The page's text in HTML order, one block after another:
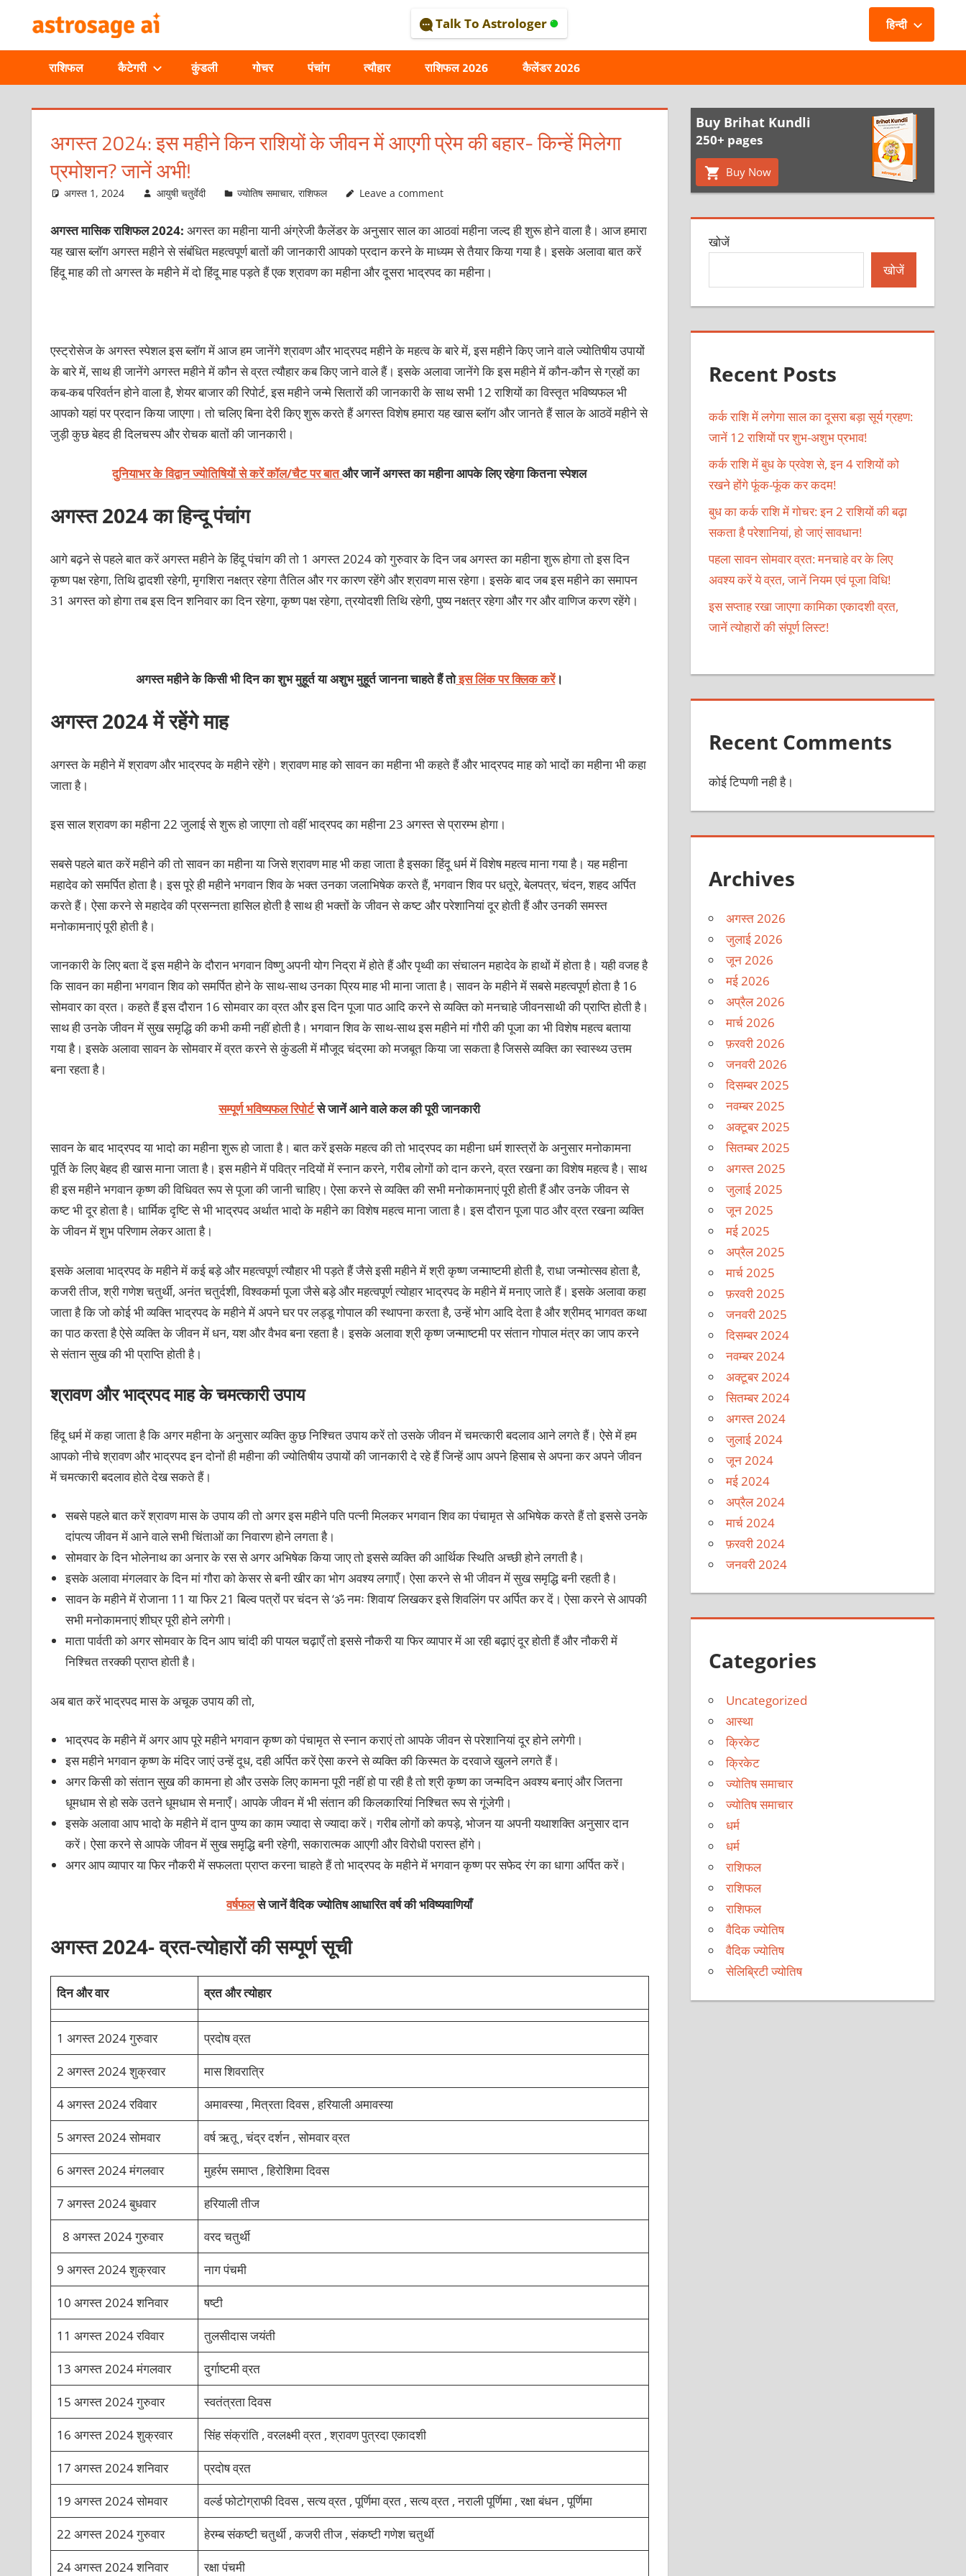
content
ASTROLOGICAL
JOURNAL
–
ASTROSAGE
MAGAZINE
Talk To Astrologer
राशिफल कैटेगरी कुंडली गोचर पंचांग त्यौहार
हिन्दी
राशिफल 2026 कैलेंडर 2026
अगस्त 2024: इस महीने किन राशियों के जीवन में आएगी प्रेम की बहार- किन्हें मिलेगा
प्रमोशन? जानें अभी!
अगस्त 1, 2024 आयुषी चतुर्वेदी ज्योतिष समाचार,राशिफल Leave a comment
अगस्त मासिक राशिफल 2024: अगस्त का महीना यानी अंग्रेजी कैलेंडर के अनुसार साल का आठवां महीना जल्द ही शुरू होने वाला है। आज हमारा
यह खास ब्लॉग अगस्त महीने से संबंधित महत्वपूर्ण बातों की जानकारी आपको प्रदान करने के माध्यम से तैयार किया गया है। इसके अलावा बात करें
हिंदू माह की तो अगस्त के महीने में दो हिंदू माह पड़ते हैं एक श्रावण का महीना और दूसरा भाद्रपद का महीना।
एस्ट्रोसेज के अगस्त स्पेशल इस ब्लॉग में आज हम जानेंगे श्रावण और भाद्रपद महीने के महत्व के बारे में, इस महीने किए जाने वाले ज्योतिषीय उपायों
के बारे में, साथ ही जानेंगे अगस्त महीने में कौन से व्रत त्यौहार कब किए जाने वाले हैं। इसके अलावा जानेंगे कि इस महीने में कौन-कौन से ग्रहों का
कब-कब परिवर्तन होने वाला है, शेयर बाजार की रिपोर्ट, इस महीने जन्मे सितारों की जानकारी के साथ सभी 12 राशियों का विस्तृत भविष्यफल भी
आपको यहां पर प्रदान किया जाएगा। तो चलिए बिना देरी किए शुरू करते हैं अगस्त विशेष हमारा यह खास ब्लॉग और जानते हैं साल के आठवें महीने से
जुड़ी कुछ बेहद ही दिलचस्प और रोचक बातों की जानकारी।
दुनियाभर के विद्वान ज्योतिषियों से करें कॉल/चैट पर बातऔर जानें अगस्त का महीना आपके लिए रहेगा कितना स्पेशल
अगस्त 2024 का हिन्दू पंचांग
आगे बढ़ने से पहले बात करें अगस्त महीने के हिंदू पंचांग की तो 1 अगस्त 2024 को गुरुवार के दिन जब अगस्त का महीना शुरू होगा तो इस दिन
कृष्ण पक्ष रहेगा, तिथि द्वादशी रहेगी, मृगशिरा नक्षत्र रहेगा तैतिल और गर कारण रहेंगे और श्रावण मास रहेगा। इसके बाद जब इस महीने का समापन
31 अगस्त को होगा तब इस दिन शनिवार का दिन रहेगा, कृष्ण पक्ष रहेगा, त्रयोदशी तिथि रहेगी, पुष्य नक्षत्र रहेगा और गर और वाणिज करण रहेंगे।
अगस्त महीने के किसी भी दिन का शुभ मुहूर्त या अशुभ मुहूर्त जानना चाहते हैं तोइस लिंक पर क्लिक करें।
अगस्त 2024 में रहेंगे माह
अगस्त के महीने में श्रावण और भाद्रपद के महीने रहेंगे। श्रावण माह को सावन का महीना भी कहते हैं और भाद्रपद माह को भादों का महीना भी कहा
जाता है।
इस साल श्रावण का महीना 22 जुलाई से शुरू हो जाएगा तो वहीं भाद्रपद का महीना 23 अगस्त से प्रारम्भ होगा।
सबसे पहले बात करें महीने की तो सावन का महीना या जिसे श्रावण माह भी कहा जाता है इसका हिंदू धर्म में विशेष महत्व माना गया है। यह महीना
महादेव को समर्पित होता है। इस पूरे ही महीने भगवान शिव के भक्त उनका जलाभिषेक करते हैं, भगवान शिव पर धतूरे, बेलपत्र, चंदन, शहद अर्पित
करते हैं। ऐसा करने से महादेव की प्रसन्नता हासिल होती है साथ ही भक्तों के जीवन से कष्ट और परेशानियां दूर होती हैं और उनकी समस्त
मनोकामनाएं पूरी होती है।
जानकारी के लिए बता दें इस महीने के दौरान भगवान विष्णु अपनी योग निद्रा में होते हैं और पृथ्वी का संचालन महादेव के हाथों में होता है। यही वजह है
कि सावन का महीना भगवान शिव को समर्पित होने के साथ-साथ उनका प्रिय माह भी माना जाता है। सावन के महीने में सबसे महत्वपूर्ण होता है 16
सोमवार का व्रत। कहते हैं इस दौरान 16 सोमवार का व्रत और इस दिन पूजा पाठ आदि करने से व्यक्ति को मनचाहे जीवनसाथी की प्राप्ति होती है।
साथ ही उनके जीवन में सुख समृद्धि की कभी कमी नहीं होती है। भगवान शिव के साथ-साथ इस महीने मां गौरी की पूजा का भी विशेष महत्व बताया
गया है। इसके अलावा सावन के सोमवार में व्रत करने से कुंडली में मौजूद चंद्रमा को मजबूत किया जा सकता है जिससे व्यक्ति का स्वास्थ्य उत्तम
बना रहता है।
सम्पूर्ण भविष्यफल रिपोर्टसे जानें आने वाले कल की पूरी जानकारी
सावन के बाद भाद्रपद या भादो का महीना शुरू हो जाता है। बात करें इसके महत्व की तो भाद्रपद का महीना धर्म शास्त्रों के अनुसार मनोकामना
पूर्ति के लिए बेहद ही खास माना जाता है। इस महीने में पवित्र नदियों में स्नान करने, गरीब लोगों को दान करने, व्रत रखना का विशेष महत्व है। साथ
ही इस महीने भगवान कृष्ण की विधिवत रूप से पूजा की जानी चाहिए। ऐसा करने से व्यक्ति की सभी मनोकामनाएं पूरी होती हैं और उनके जीवन से
कष्ट भी दूर होता है। धार्मिक दृष्टि से भी भाद्रपद अर्थात भादो के महीने का विशेष महत्व माना जाता है। इस दौरान पूजा पाठ और व्रत रखना व्यक्ति
के जीवन में शुभ परिणाम लेकर आता है।
इसके अलावा भाद्रपद के महीने में कई बड़े और महत्वपूर्ण त्यौहार भी पड़ते हैं जैसे इसी महीने में श्री कृष्ण जन्माष्टमी होती है, राधा जन्मोत्सव होता है,
कजरी तीज, श्री गणेश चतुर्थी, अनंत चतुर्दशी, विश्वकर्मा पूजा जैसे बड़े और महत्वपूर्ण त्योहार भाद्रपद के महीने में मनाए जाते हैं। इसके अलावा कहा
जाता है कि जो कोई भी व्यक्ति भाद्रपद के महीने में अपने घर पर लड्डू गोपाल की स्थापना करता है, उन्हें भोग आदि देता है और श्रीमद् भागवत कथा
का पाठ करता है ऐसे व्यक्ति के जीवन में धन, यश और वैभव बना रहता है। इसके अलावा श्री कृष्ण जन्माष्टमी पर संतान गोपाल मंत्र का जाप करने
से संतान सुख की भी प्राप्ति होती है।
श्रावण और भाद्रपद माह के चमत्कारी उपाय
हिंदू धर्म में कहा जाता है कि अगर महीना के अनुसार व्यक्ति कुछ निश्चित उपाय करें तो उसके जीवन में चमत्कारी बदलाव आने लगते हैं। ऐसे में हम
आपको नीचे श्रावण और भाद्रपद इन दोनों ही महीना की ज्योतिषीय उपायों की जानकारी दे रहे हैं जिन्हें आप अपने हिसाब से अपना कर अपने जीवन
में चमत्कारी बदलाव होते देख सकते हैं।
सबसे पहले बात करें श्रावण मास के उपाय की तो अगर इस महीने पति पत्नी मिलकर भगवान शिव का पंचामृत से अभिषेक करते हैं तो इससे उनके
दांपत्य जीवन में आने वाले सभी चिंताओं का निवारण होने लगता है।
सोमवार के दिन भोलेनाथ का अनार के रस से अगर अभिषेक किया जाए तो इससे व्यक्ति की आर्थिक स्थिति अच्छी होने लगती है।
इसके अलावा मंगलवार के दिन मां गौरा को केसर से बनी खीर का भोग अवश्य लगाएँ। ऐसा करने से भी जीवन में सुख समृद्धि बनी रहती है।
सावन के महीने में रोजाना 11 या फिर 21 बिल्व पत्रों पर चंदन से ‘ॐ नमः शिवाय’ लिखकर इसे शिवलिंग पर अर्पित कर दें। ऐसा करने से आपकी
सभी मनोकामनाएं शीघ्र पूरी होने लगेगी।
माता पार्वती को अगर सोमवार के दिन आप चांदी की पायल चढ़ाएँ तो इससे नौकरी या फिर व्यापार में आ रही बढ़ाएं दूर होती हैं और नौकरी में
निश्चित तरक्की प्राप्त होती है।
अब बात करें भाद्रपद मास के अचूक उपाय की तो,
भाद्रपद के महीने में अगर आप पूरे महीने भगवान कृष्ण को पंचामृत से स्नान कराएं तो आपके जीवन से परेशानियां दूर होने लगेगी।
इस महीने भगवान कृष्ण के मंदिर जाएं उन्हें दूध, दही अर्पित करें ऐसा करने से व्यक्ति की किस्मत के दरवाजे खुलने लगते हैं।
अगर किसी को संतान सुख की कामना हो और उसके लिए कामना पूरी नहीं हो पा रही है तो श्री कृष्ण का जन्मदिन अवश्य बनाएं और जितना
धूमधाम से हो सके उतने धूमधाम से मनाएँ। आपके जीवन में भी संतान की किलकारियां निश्चित रूप से गूंजेगी।
इसके अलावा आप भादो के महीने में दान पुण्य का काम ज्यादा से ज्यादा करें। गरीब लोगों को कपड़े, भोजन या अपनी यथाशक्ति अनुसार दान
करें। ऐसा करने से आपके जीवन में सुख समृद्धि बनी रहेगी, सकारात्मक आएगी और विरोधी परास्त होंगे।
अगर आप व्यापार या फिर नौकरी में सफलता प्राप्त करना चाहते हैं तो भाद्रपद के महीने में भगवान कृष्ण पर सफेद रंग का धागा अर्पित करें।
वर्षफलसे जानें वैदिक ज्योतिष आधारित वर्ष की भविष्यवाणियाँ
अगस्त 2024- व्रत-त्योहारों की सम्पूर्ण सूची
दिन और वार व्रत और त्योहार
1 अगस्त 2024 गुरुवार
प्रदोष व्रत
2 अगस्त 2024 शुक्रवार
मास शिवरात्रि
4 अगस्त 2024 रविवार
अमावस्या , मित्रता दिवस , हरियाली अमावस्या
5 अगस्त 2024 सोमवार
वर्ष ऋतू , चंद्र दर्शन , सोमवार व्रत
6 अगस्त 2024 मंगलवार
मुहर्रम समाप्त , हिरोशिमा दिवस
7 अगस्त 2024 बुधवार
हरियाली तीज
8 अगस्त 2024 गुरुवार
वरद चतुर्थी
9 अगस्त 2024 शुक्रवार
नाग पंचमी
10 अगस्त 2024 शनिवार
षष्टी
11 अगस्त 2024 रविवार
तुलसीदास जयंती
13 अगस्त 2024 मंगलवार
दुर्गाष्टमी व्रत
15 अगस्त 2024 गुरुवार
स्वतंत्रता दिवस
16 अगस्त 2024 शुक्रवार
सिंह संक्रांति , वरलक्ष्मी व्रत , श्रावण पुत्रदा एकादशी
17 अगस्त 2024 शनिवार
प्रदोष व्रत
19 अगस्त 2024 सोमवार
वर्ल्ड फोटोग्राफी दिवस , सत्य व्रत , पूर्णिमा व्रत , सत्य व्रत , नराली पूर्णिमा , रक्षा बंधन , पूर्णिमा
22 अगस्त 2024 गुरुवार
हेरम्ब संकष्टी चतुर्थी , कजरी तीज , संकष्टी गणेश चतुर्थी
24 अगस्त 2024 शनिवार
रक्षा पंचमी
Buy Brihat Kundli
250+ pages
Buy Now
खोजें
खोजें
Recent Posts
कर्क राशि में लगेगा साल का दूसरा बड़ा सूर्य ग्रहण:
जानें 12 राशियों पर शुभ-अशुभ प्रभाव!
कर्क राशि में बुध के प्रवेश से, इन 4 राशियों को
रखने होंगे फूंक-फूंक कर कदम!
बुध का कर्क राशि में गोचर: इन 2 राशियों की बढ़ा
सकता है परेशानियां, हो जाएं सावधान!
पहला सावन सोमवार व्रत: मनचाहे वर के लिए
अवश्य करें ये व्रत, जानें नियम एवं पूजा विधि!
इस सप्ताह रखा जाएगा कामिका एकादशी व्रत,
जानें त्योहारों की संपूर्ण लिस्ट!
Recent Comments
कोई टिप्पणी नही है।
Archives
अगस्त 2026
जुलाई 2026
जून 2026
मई 2026
अप्रैल 2026
मार्च 2026
फ़रवरी 2026
जनवरी 2026
दिसम्बर 2025
नवम्बर 2025
अक्टूबर 2025
सितम्बर 2025
अगस्त 2025
जुलाई 2025
जून 2025
मई 2025
अप्रैल 2025
मार्च 2025
फ़रवरी 2025
जनवरी 2025
दिसम्बर 2024
नवम्बर 2024
अक्टूबर 2024
सितम्बर 2024
अगस्त 2024
जुलाई 2024
जून 2024
मई 2024
अप्रैल 2024
मार्च 2024
फ़रवरी 2024
जनवरी 2024
Categories
Uncategorized
आस्था
क्रिकेट
क्रिकेट
ज्योतिष समाचार
ज्योतिष समाचार
धर्म
धर्म
राशिफल
राशिफल
राशिफल
वैदिक ज्योतिष
वैदिक ज्योतिष
सेलिब्रिटी ज्योतिष